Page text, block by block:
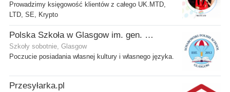
Prowadzimy księgowość klientów z całego UK.MTD,
LTD, SE, Krypto
Polska Szkoła w Glasgow im. gen. Stanisława Sosabowskiego
Szkoły sobotnie, Glasgow
Poczucie posiadania własnej kultury i własnego języka.
Przesyłarka.pl